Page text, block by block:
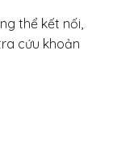
thể kết nối,
cứu khoản